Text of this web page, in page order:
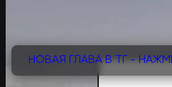
НОВАЯ ГЛАВА В ТГ -